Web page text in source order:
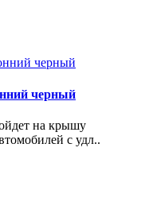
черный
на крышу
с удл..